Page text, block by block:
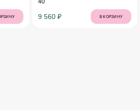
40
9 560 ₽ В КОРЗИНУ